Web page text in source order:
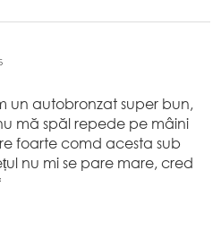
un autobronzat super bun,
mă spăl repede pe mâini
foarte comd acesta sub
nu mi se pare mare, cred